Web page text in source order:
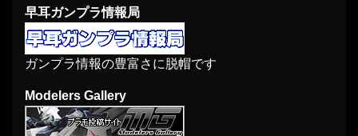
早耳ガンプラ情報局
ガンプラ情報の豊富さに脱帽です
Modelers Gallery